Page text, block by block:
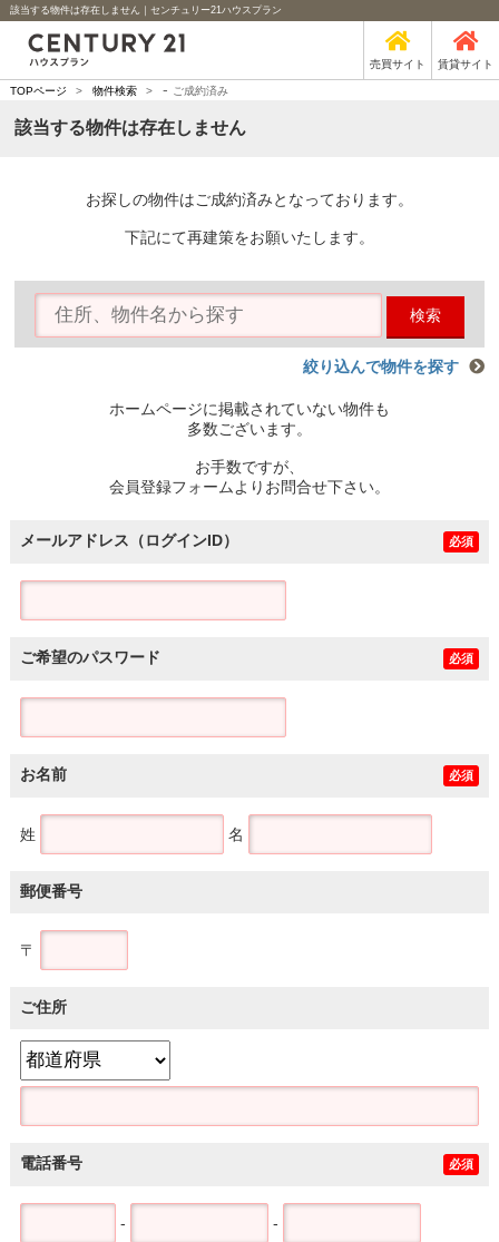
該当する物件は存在しません｜センチュリー21ハウスプラン
売買サイト 賃貸サイト
TOPページ > 物件検索 > - ご成約済み
該当する物件は存在しません
お探しの物件はご成約済みとなっております。
下記にて再建策をお願いたします。
検索
絞り込んで物件を探す
ホームページに掲載されていない物件も
多数ございます。
お手数ですが、
会員登録フォームよりお問合せ下さい。
メールアドレス（ログインID） 必須
ご希望のパスワード 必須
お名前 必須
姓 名
郵便番号
〒
ご住所
電話番号 必須
- -